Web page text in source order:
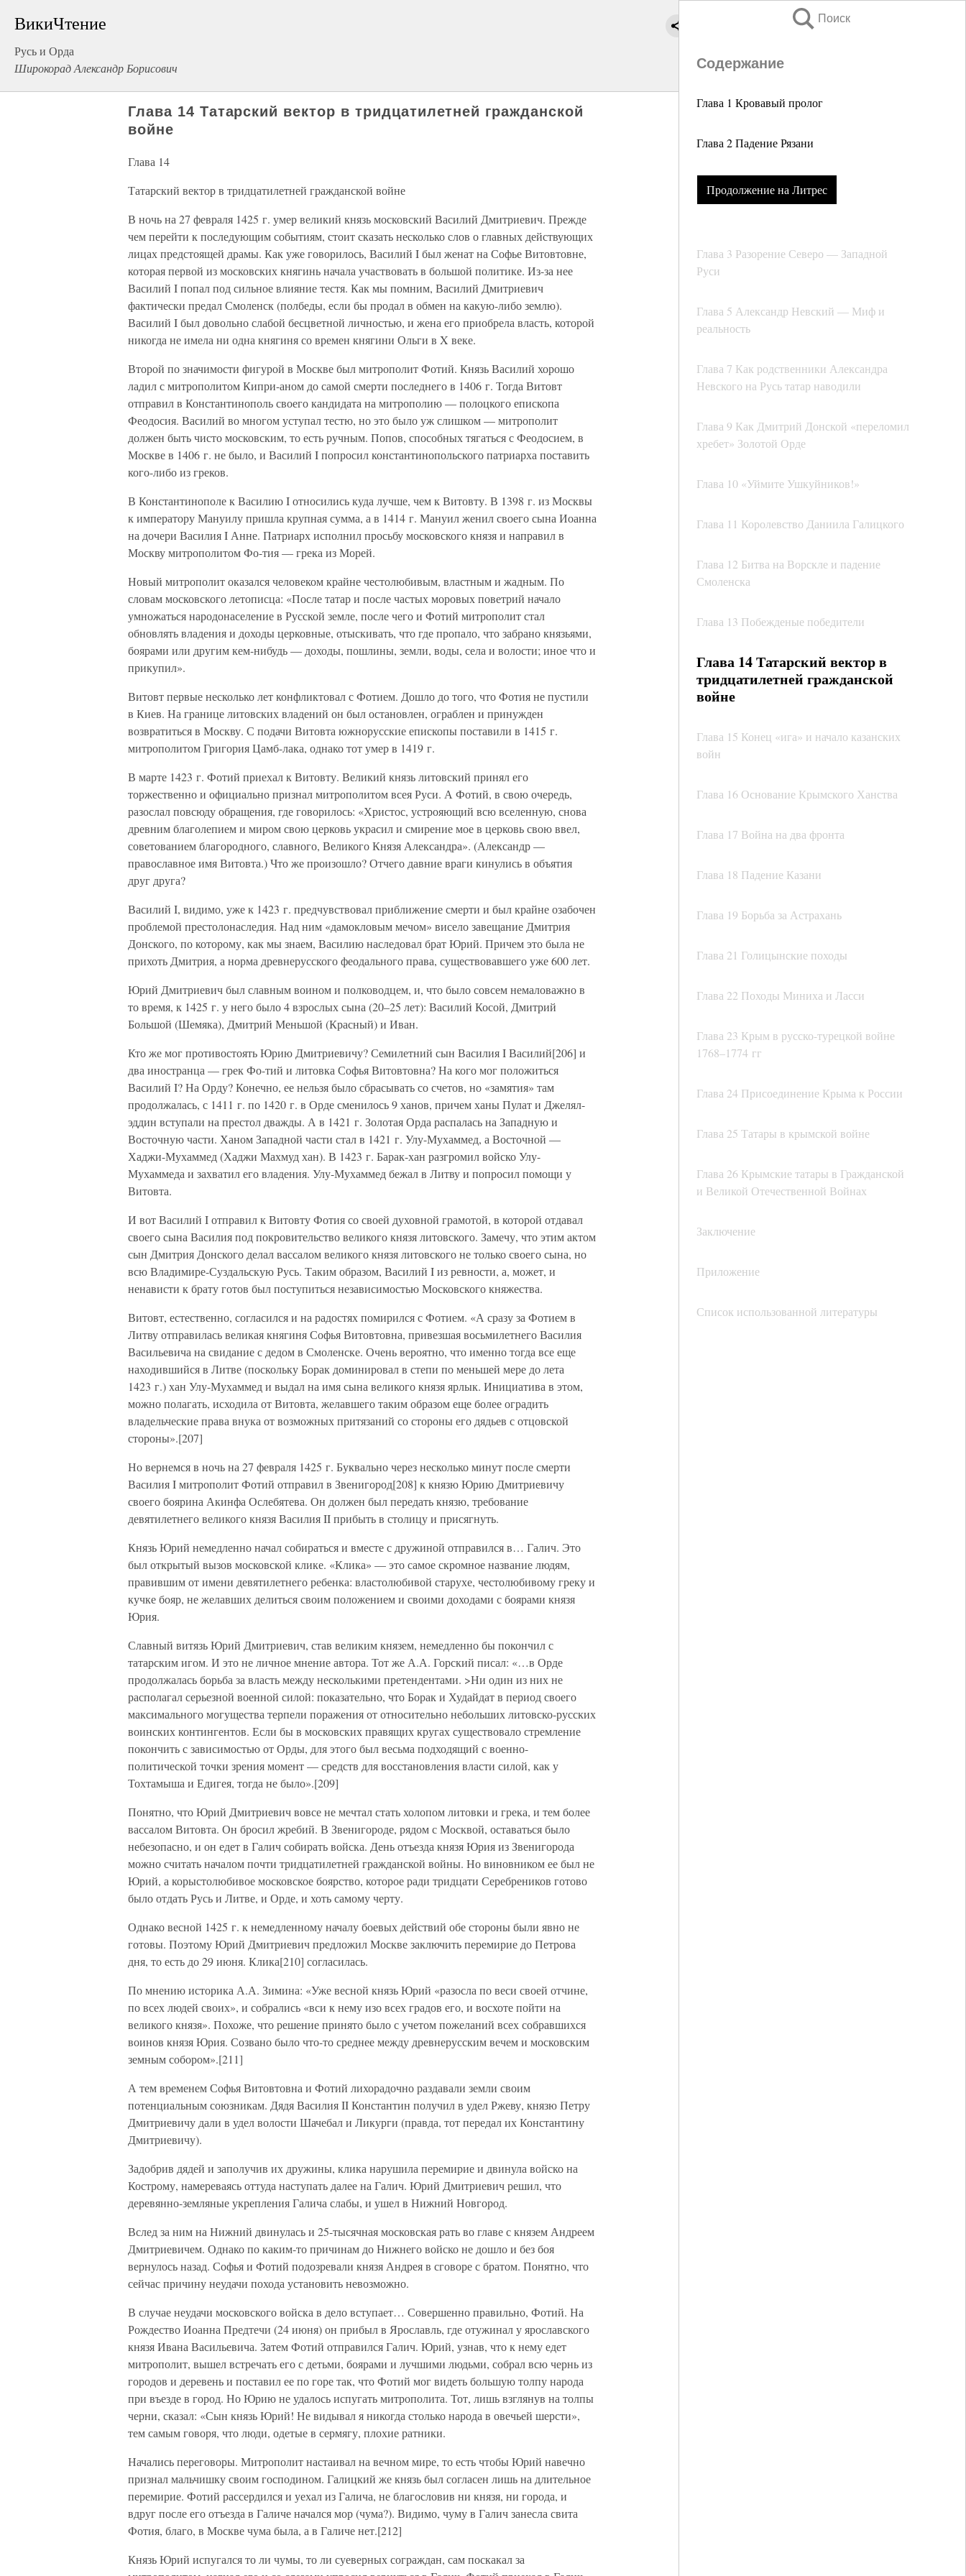
ВикиЧтение
Русь и Орда
Широкорад Александр Борисович
Поиск
Содержание
Глава 1 Кровавый пролог
Глава 2 Падение Рязани
Продолжение на Литрес
Глава 3 Разорение Северо — Западной
Руси
Глава 5 Александр Невский — Миф и
реальность
Глава 7 Как родственники Александра
Невского на Русь татар наводили
Глава 9 Как Дмитрий Донской «переломил
хребет» Золотой Орде
Глава 10 «Уймите Ушкуйников!»
Глава 11 Королевство Даниила Галицкого
Глава 12 Битва на Ворскле и падение
Смоленска
Глава 13 Побежденые победители
Глава 14 Татарский вектор в
тридцатилетней гражданской
войне
Глава 15 Конец «ига» и начало казанских
войн
Глава 16 Основание Крымского Ханства
Глава 17 Война на два фронта
Глава 18 Падение Казани
Глава 19 Борьба за Астрахань
Глава 21 Голицынские походы
Глава 22 Походы Миниха и Ласси
Глава 23 Крым в русско-турецкой войне
1768–1774 гг
Глава 24 Присоединение Крыма к России
Глава 25 Татары в крымской войне
Глава 26 Крымские татары в Гражданской
и Великой Отечественной Войнах
Заключение
Приложение
Список использованной литературы
Глава 14 Татарский вектор в тридцатилетней гражданской
войне
Глава 14
Татарский вектор в тридцатилетней гражданской войне
В ночь на 27 февраля 1425 г. умер великий князь московский Василий Дмитриевич. Прежде
чем перейти к последующим событиям, стоит сказать несколько слов о главных действующих
лицах предстоящей драмы. Как уже говорилось, Василий I был женат на Софье Витовтовне,
которая первой из московских княгинь начала участвовать в большой политике. Из-за нее
Василий I попал под сильное влияние тестя. Как мы помним, Василий Дмитриевич
фактически предал Смоленск (полбеды, если бы продал в обмен на какую-либо землю).
Василий I был довольно слабой бесцветной личностью, и жена его приобрела власть, которой
никогда не имела ни одна княгиня со времен княгини Ольги в X веке.
Второй по значимости фигурой в Москве был митрополит Фотий. Князь Василий хорошо
ладил с митрополитом Кипри-аном до самой смерти последнего в 1406 г. Тогда Витовт
отправил в Константинополь своего кандидата на митрополию — полоцкого епископа
Феодосия. Василий во многом уступал тестю, но это было уж слишком — митрополит
должен быть чисто московским, то есть ручным. Попов, способных тягаться с Феодосием, в
Москве в 1406 г. не было, и Василий I попросил константинопольского патриарха поставить
кого-либо из греков.
В Константинополе к Василию I относились куда лучше, чем к Витовту. В 1398 г. из Москвы
к императору Мануилу пришла крупная сумма, а в 1414 г. Мануил женил своего сына Иоанна
на дочери Василия I Анне. Патриарх исполнил просьбу московского князя и направил в
Москву митрополитом Фо-тия — грека из Морей.
Новый митрополит оказался человеком крайне честолюбивым, властным и жадным. По
словам московского летописца: «После татар и после частых моровых поветрий начало
умножаться народонаселение в Русской земле, после чего и Фотий митрополит стал
обновлять владения и доходы церковные, отыскивать, что где пропало, что забрано князьями,
боярами или другим кем-нибудь — доходы, пошлины, земли, воды, села и волости; иное что и
прикупил».
Витовт первые несколько лет конфликтовал с Фотием. Дошло до того, что Фотия не пустили
в Киев. На границе литовских владений он был остановлен, ограблен и принужден
возвратиться в Москву. С подачи Витовта южнорусские епископы поставили в 1415 г.
митрополитом Григория Цамб-лака, однако тот умер в 1419 г.
В марте 1423 г. Фотий приехал к Витовту. Великий князь литовский принял его
торжественно и официально признал митрополитом всея Руси. А Фотий, в свою очередь,
разослал повсюду обращения, где говорилось: «Христос, устрояющий всю вселенную, снова
древним благолепием и миром свою церковь украсил и смирение мое в церковь свою ввел,
советованием благородного, славного, Великого Князя Александра». (Александр —
православное имя Витовта.) Что же произошло? Отчего давние враги кинулись в объятия
друг друга?
Василий I, видимо, уже к 1423 г. предчувствовал приближение смерти и был крайне озабочен
проблемой престолонаследия. Над ним «дамокловым мечом» висело завещание Дмитрия
Донского, по которому, как мы знаем, Василию наследовал брат Юрий. Причем это была не
прихоть Дмитрия, а норма древнерусского феодального права, существовавшего уже 600 лет.
Юрий Дмитриевич был славным воином и полководцем, и, что было совсем немаловажно в
то время, к 1425 г. у него было 4 взрослых сына (20–25 лет): Василий Косой, Дмитрий
Большой (Шемяка), Дмитрий Меньшой (Красный) и Иван.
Кто же мог противостоять Юрию Дмитриевичу? Семилетний сын Василия I Василий[206] и
два иностранца — грек Фо-тий и литовка Софья Витовтовна? На кого мог положиться
Василий I? На Орду? Конечно, ее нельзя было сбрасывать со счетов, но «замятия» там
продолжалась, с 1411 г. по 1420 г. в Орде сменилось 9 ханов, причем ханы Пулат и Джелял-
эддин вступали на престол дважды. А в 1421 г. Золотая Орда распалась на Западную и
Восточную части. Ханом Западной части стал в 1421 г. Улу-Мухаммед, а Восточной —
Хаджи-Мухаммед (Хаджи Махмуд хан). В 1423 г. Барак-хан разгромил войско Улу-
Мухаммеда и захватил его владения. Улу-Мухаммед бежал в Литву и попросил помощи у
Витовта.
И вот Василий I отправил к Витовту Фотия со своей духовной грамотой, в которой отдавал
своего сына Василия под покровительство великого князя литовского. Замечу, что этим актом
сын Дмитрия Донского делал вассалом великого князя литовского не только своего сына, но
всю Владимире-Суздальскую Русь. Таким образом, Василий I из ревности, а, может, и
ненависти к брату готов был поступиться независимостью Московского княжества.
Витовт, естественно, согласился и на радостях помирился с Фотием. «А сразу за Фотием в
Литву отправилась великая княгиня Софья Витовтовна, привезшая восьмилетнего Василия
Васильевича на свидание с дедом в Смоленске. Очень вероятно, что именно тогда все еще
находившийся в Литве (поскольку Борак доминировал в степи по меньшей мере до лета
1423 г.) хан Улу-Мухаммед и выдал на имя сына великого князя ярлык. Инициатива в этом,
можно полагать, исходила от Витовта, желавшего таким образом еще более оградить
владельческие права внука от возможных притязаний со стороны его дядьев с отцовской
стороны».[207]
Но вернемся в ночь на 27 февраля 1425 г. Буквально через несколько минут после смерти
Василия I митрополит Фотий отправил в Звенигород[208] к князю Юрию Дмитриевичу
своего боярина Акинфа Ослебятева. Он должен был передать князю, требование
девятилетнего великого князя Василия II прибыть в столицу и присягнуть.
Князь Юрий немедленно начал собираться и вместе с дружиной отправился в… Галич. Это
был открытый вызов московской клике. «Клика» — это самое скромное название людям,
правившим от имени девятилетнего ребенка: властолюбивой старухе, честолюбивому греку и
кучке бояр, не желавших делиться своим положением и своими доходами с боярами князя
Юрия.
Славный витязь Юрий Дмитриевич, став великим князем, немедленно бы покончил с
татарским игом. И это не личное мнение автора. Тот же А.А. Горский писал: «…в Орде
продолжалась борьба за власть между несколькими претендентами. >Ни один из них не
располагал серьезной военной силой: показательно, что Борак и Худайдат в период своего
максимального могущества терпели поражения от относительно небольших литовско-русских
воинских контингентов. Если бы в московских правящих кругах существовало стремление
покончить с зависимостью от Орды, для этого был весьма подходящий с военно-
политической точки зрения момент — средств для восстановления власти силой, как у
Тохтамыша и Едигея, тогда не было».[209]
Понятно, что Юрий Дмитриевич вовсе не мечтал стать холопом литовки и грека, и тем более
вассалом Витовта. Он бросил жребий. В Звенигороде, рядом с Москвой, оставаться было
небезопасно, и он едет в Галич собирать войска. День отъезда князя Юрия из Звенигорода
можно считать началом почти тридцатилетней гражданской войны. Но виновником ее был не
Юрий, а корыстолюбивое московское боярство, которое ради тридцати Серебреников готово
было отдать Русь и Литве, и Орде, и хоть самому черту.
Однако весной 1425 г. к немедленному началу боевых действий обе стороны были явно не
готовы. Поэтому Юрий Дмитриевич предложил Москве заключить перемирие до Петрова
дня, то есть до 29 июня. Клика[210] согласилась.
По мнению историка А.А. Зимина: «Уже весной князь Юрий «разосла по веси своей отчине,
по всех людей своих», и собрались «вси к нему изо всех градов его, и восхоте пойти на
великого князя». Похоже, что решение принято было с учетом пожеланий всех собравшихся
воинов князя Юрия. Созвано было что-то среднее между древнерусским вечем и московским
земным собором».[211]
А тем временем Софья Витовтовна и Фотий лихорадочно раздавали земли своим
потенциальным союзникам. Дядя Василия II Константин получил в удел Ржеву, князю Петру
Дмитриевичу дали в удел волости Шачебал и Ликурги (правда, тот передал их Константину
Дмитриевичу).
Задобрив дядей и заполучив их дружины, клика нарушила перемирие и двинула войско на
Кострому, намереваясь оттуда наступать далее на Галич. Юрий Дмитриевич решил, что
деревянно-земляные укрепления Галича слабы, и ушел в Нижний Новгород.
Вслед за ним на Нижний двинулась и 25-тысячная московская рать во главе с князем Андреем
Дмитриевичем. Однако по каким-то причинам до Нижнего войско не дошло и без боя
вернулось назад. Софья и Фотий подозревали князя Андрея в сговоре с братом. Понятно, что
сейчас причину неудачи похода установить невозможно.
В случае неудачи московского войска в дело вступает… Совершенно правильно, Фотий. На
Рождество Иоанна Предтечи (24 июня) он прибыл в Ярославль, где отужинал у ярославского
князя Ивана Васильевича. Затем Фотий отправился Галич. Юрий, узнав, что к нему едет
митрополит, вышел встречать его с детьми, боярами и лучшими людьми, собрал всю чернь из
городов и деревень и поставил ее по горе так, что Фотий мог видеть большую толпу народа
при въезде в город. Но Юрию не удалось испугать митрополита. Тот, лишь взглянув на толпы
черни, сказал: «Сын князь Юрий! Не видывал я никогда столько народа в овечьей шерсти»,
тем самым говоря, что люди, одетые в сермягу, плохие ратники.
Начались переговоры. Митрополит настаивал на вечном мире, то есть чтобы Юрий навечно
признал мальчишку своим господином. Галицкий же князь был согласен лишь на длительное
перемирие. Фотий рассердился и уехал из Галича, не благословив ни князя, ни города, и
вдруг после его отъезда в Галиче начался мор (чума?). Видимо, чуму в Галич занесла свита
Фотия, благо, в Москве чума была, а в Галиче нет.[212]
Князь Юрий испугался то ли чумы, то ли суеверных сограждан, сам поскакал за